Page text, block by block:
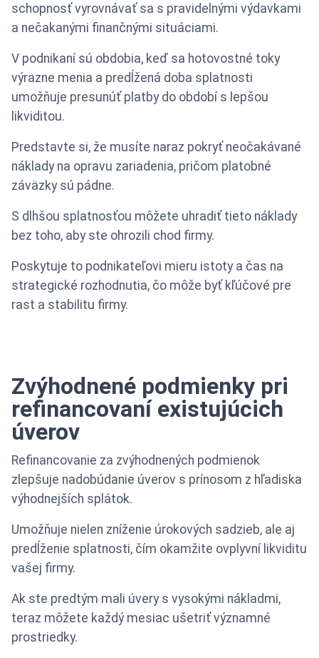
schopnosť vyrovnávať sa s pravidelnými výdavkami
a nečakanými finančnými situáciami.
V podnikaní sú obdobia, keď sa hotovostné toky
výrazne menia a predĺžená doba splatnosti
umožňuje presunúť platby do období s lepšou
likviditou.
Predstavte si, že musíte naraz pokryť neočakávané
náklady na opravu zariadenia, pričom platobné
záväzky sú pádne.
S dlhšou splatnosťou môžete uhradiť tieto náklady
bez toho, aby ste ohrozili chod firmy.
Poskytuje to podnikateľovi mieru istoty a čas na
strategické rozhodnutia, čo môže byť kľúčové pre
rast a stabilitu firmy.
Zvýhodnené podmienky pri
refinancovaní existujúcich
úverov
Refinancovanie za zvýhodnených podmienok
zlepšuje nadobúdanie úverov s prínosom z hľadiska
výhodnejších splátok.
Umožňuje nielen zníženie úrokových sadzieb, ale aj
predĺženie splatnosti, čím okamžite ovplyvní likviditu
vašej firmy.
Ak ste predtým mali úvery s vysokými nákladmi,
teraz môžete každý mesiac ušetriť významné
prostriedky.